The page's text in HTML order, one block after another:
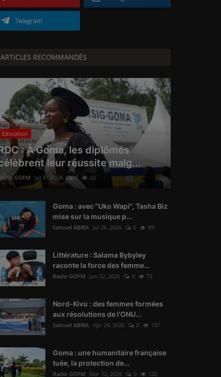
Telegram
ARTICLES RECOMMANDÉS
Education
: À Goma, les diplômés
leur réussite malg...
GOFM Jul 31, 2026 0 22
Goma : avec "Uko Wapi", Tasha Biz
mise sur la musique p...
Samuel ABIBA Jul 26, 2026 0 89
Littérature : Salama Bybyley
raconte la force des femme...
Radio GOFM Jun 22, 2026 0 72
Nord-Kivu : des femmes formées
aux résolutions de l’ONU...
Samuel ABIBA Apr 24, 2026 0 137
Goma : une humanitaire française
tuée, la protection de...
Radio GOFM Mar 12, 2026 0 122